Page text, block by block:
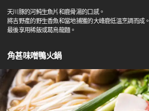
天川豚的河魨生魚片和鹿骨湯的口感。
將吉野產的野生香魚和當地捕獲的大峰鹿低溫烹調而成。
最後享用稀飯或葛烏龍麵。
角甚味噌鴨火鍋